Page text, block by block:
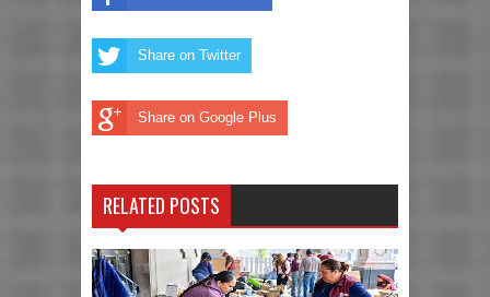
Share on Twitter
Share on Google Plus
RELATED POSTS